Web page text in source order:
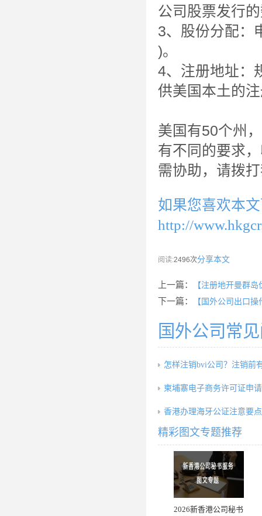
公司股票发行
3、股份分配：
)。
4、注册地址：
供美国本土的
美国有50个州
有不同的要求
需协助，请拨
如果您喜欢本
http://
阅读:2496次分享本文
上一篇： 【注册地开曼群
下一篇： 【国外公司出口
国外公司常
怎样注销bvi公司？注销前
柬埔寨电子商务许可证申请
香港办理海牙公证注意要点
精彩图文专题推荐
2026新香港公司秘书